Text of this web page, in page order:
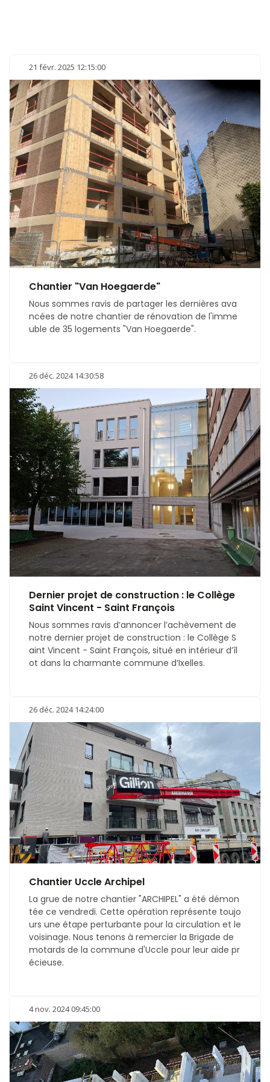
21 févr. 2025 12:15:00
Chantier "Van Hoegaerde"
Nous sommes ravis de partager les dernières ava
ncées de notre chantier de rénovation de l'imme
uble de 35 logements "Van Hoegaerde".
26 déc. 2024 14:30:58
Dernier projet de construction : le Collège
Saint Vincent - Saint François
Nous sommes ravis d’annoncer l’achèvement de
notre dernier projet de construction : le Collège S
aint Vincent - Saint François, situé en intérieur d’îl
ot dans la charmante commune d’Ixelles.
26 déc. 2024 14:24:00
Chantier Uccle Archipel
La grue de notre chantier "ARCHIPEL" a été démon
tée ce vendredi. Cette opération représente toujo
urs une étape perturbante pour la circulation et le
voisinage. Nous tenons à remercier la Brigade de
motards de la commune d'Uccle pour leur aide pr
écieuse.
4 nov. 2024 09:45:00